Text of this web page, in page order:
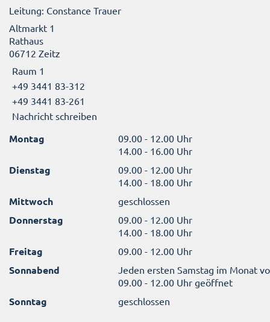
Leitung: Constance Trauer
Altmarkt 1
Rathaus
06712 Zeitz
Raum 1
+49 3441 83-312
+49 3441 83-261
Nachricht schreiben
Montag
09.00 - 12.00 Uhr
14.00 - 16.00 Uhr
Dienstag
09.00 - 12.00 Uhr
14.00 - 18.00 Uhr
Mittwoch geschlossen
Donnerstag
09.00 - 12.00 Uhr
14.00 - 18.00 Uhr
Freitag 09.00 - 12.00 Uhr
Sonnabend
Jeden ersten Samstag im Monat
09.00 - 12.00 Uhr geöffnet
Sonntag geschlossen